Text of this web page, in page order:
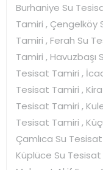
Burhaniye Su
Tamiri , Çengelköy
Tamiri , Ferah Su
Tamiri , Havuzbaşı
Tesisat Tamiri ,
Tesisat Tamiri ,
Tesisat Tamiri ,
Tesisat Tamiri ,
Çamlıca Su
Küplüce Su